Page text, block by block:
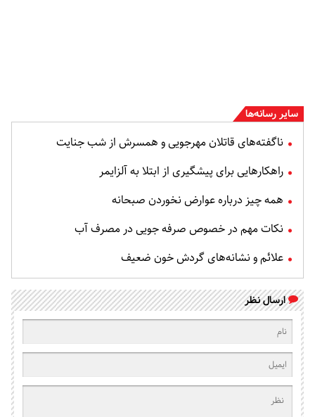
سایر رسانه‌ها
ناگفته‌های قاتلان مهرجویی و همسرش از شب جنایت
راهکارهایی برای پیشگیری از ابتلا به آلزایمر
همه چیز درباره عوارض نخوردن صبحانه
نکات مهم در خصوص صرفه جویی در مصرف آب
علائم و نشانه‌های گردش خون ضعیف
ارسال نظر